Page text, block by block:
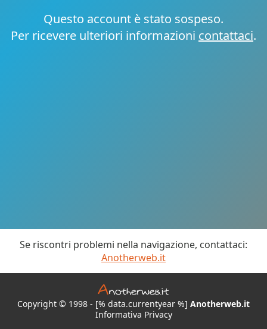
Questo account è stato sospeso.
Per ricevere ulteriori informazioni contattaci.
Se riscontri problemi nella navigazione, contattaci:
Anotherweb.it
Copyright © 1998 - [% data.currentyear %] Anotherweb.it
Informativa Privacy